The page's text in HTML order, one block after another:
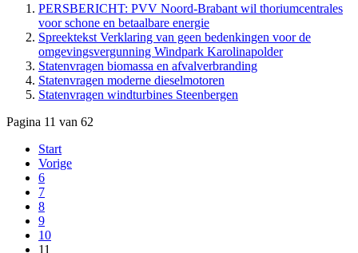
PERSBERICHT: PVV Noord-Brabant wil thoriumcentrales
voor schone en betaalbare energie
Spreektekst Verklaring van geen bedenkingen voor de
omgevingsvergunning Windpark Karolinapolder
Statenvragen biomassa en afvalverbranding
Statenvragen moderne dieselmotoren
Statenvragen windturbines Steenbergen
Pagina 11 van 62
Start
Vorige
6
7
8
9
10
11